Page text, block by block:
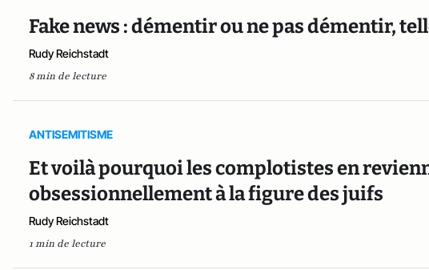
Fake news : démentir ou ne pas démentir,
Rudy Reichstadt
8 min de lecture
ANTISEMITISME
Et voilà pourquoi les complotistes en
obsessionnellement à la figure des juifs
Rudy Reichstadt
1 min de lecture